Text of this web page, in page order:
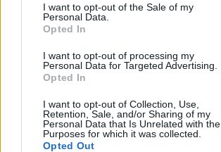
I want to opt-out of the Sale of my
Personal Data.
Opted In
I want to opt-out of processing my
Personal Data for Targeted Advertising.
Opted In
I want to opt-out of Collection, Use,
Retention, Sale, and/or Sharing of my
Personal Data that Is Unrelated with the
Purposes for which it was collected.
Opted Out
az öntögetős kv any.át
szerintem ezen már réges rég túlvagyunk
NEW OPUS GLOBAL
2021. 10. 01. 12:22